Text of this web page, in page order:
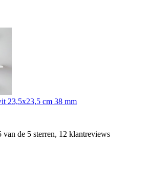
23,5x23,5 cm 38 mm
van de 5 sterren, 12 klantreviews